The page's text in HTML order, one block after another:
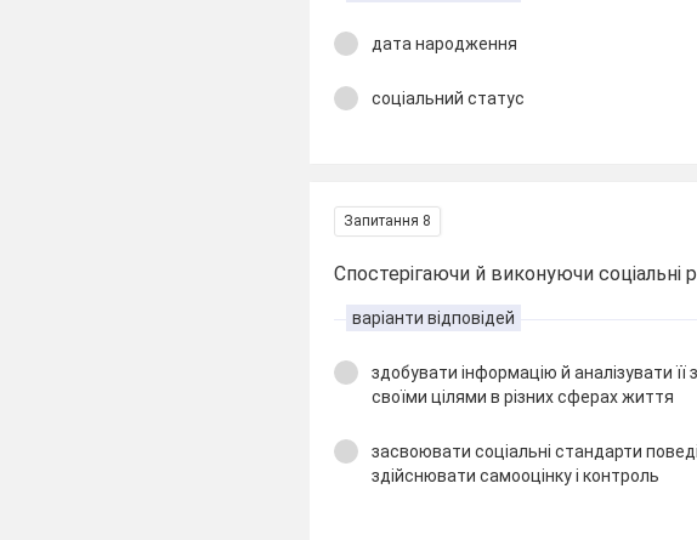
дата народження
соціальний статус
Запитання 8
Спостерігаючи й виконуючи соціальні
варіанти відповідей
здобувати інформацію й аналізувати її
своїми цілями в різних сферах життя
засвоювати соціальні стандарти
здійснювати самооцінку і контроль